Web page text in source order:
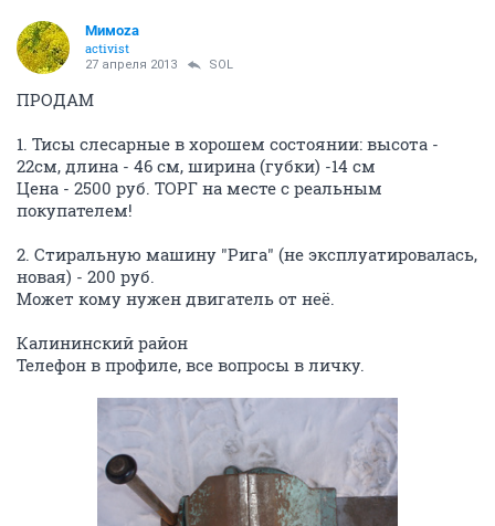
Мимоzа
activist
27 апреля 2013 SOL
ПРОДАМ
1. Тисы слесарные в хорошем состоянии: высота -
22см, длина - 46 см, ширина (губки) -14 см
Цена - 2500 руб. ТОРГ на месте с реальным
покупателем!
2. Стиральную машину "Рига" (не эксплуатировалась,
новая) - 200 руб.
Может кому нужен двигатель от неё.
Калининский район
Телефон в профиле, все вопросы в личку.